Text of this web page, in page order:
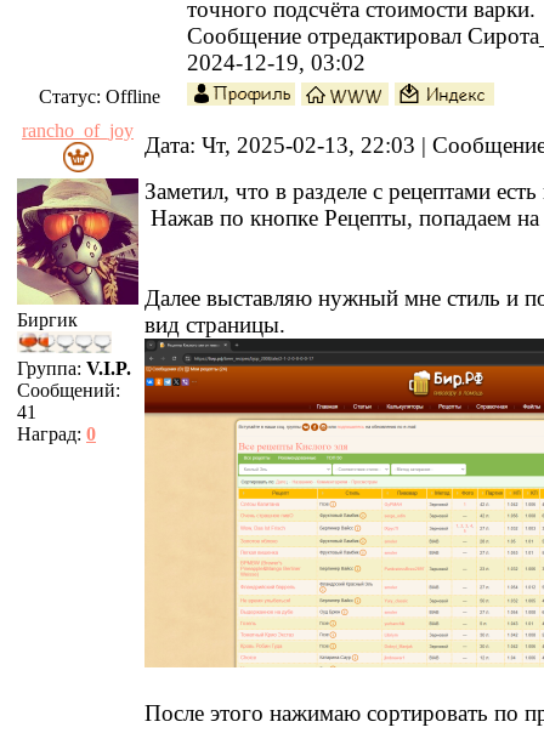
точного подсчёта стоимости варки.
Сообщение отредактировал
2024-12-19, 03:02
Статус: Offline
rancho_of_joy
Дата: Чт, 2025-02-13, 22:03 |
Биргик
Группа: V.I.P.
Сообщений:
41
Наград: 0
Заметил, что в разделе с рецептами
Нажав по кнопке Рецепты, попадаем
Далее выставляю нужный мне стиль и
вид страницы.
После этого нажимаю сортировать по